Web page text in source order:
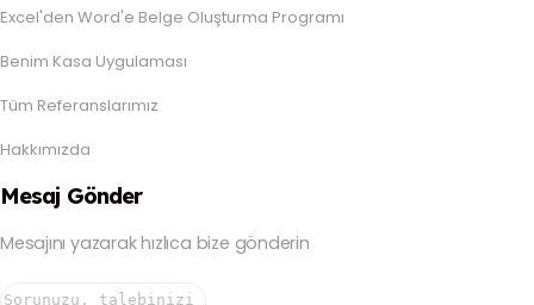
Excel'den Word'e Belge Oluşturma Programı
Benim Kasa Uygulaması
Tüm Referanslarımız
Hakkımızda
Mesaj Gönder
Mesajını yazarak hızlıca bize gönderin